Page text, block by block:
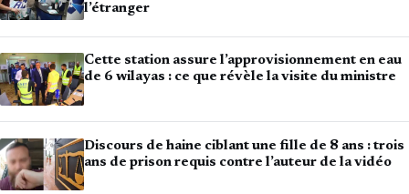
l’étranger
Cette station assure l’approvisionnement en eau
de 6 wilayas : ce que révèle la visite du ministre
Discours de haine ciblant une fille de 8 ans : trois
ans de prison requis contre l’auteur de la vidéo